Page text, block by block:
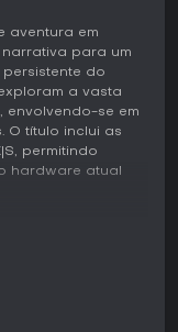
aventura em
para um
do
a vasta
envolvendo-se em
O título inclui as
permitindo
hardware atual
controle de três
em assaltos de
e cada
o andamento